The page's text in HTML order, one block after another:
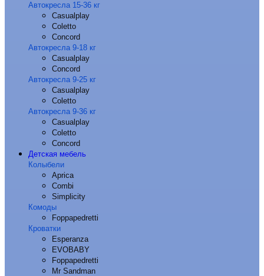
Автокресла 15-36 кг
Casualplay
Coletto
Concord
Автокресла 9-18 кг
Casualplay
Concord
Автокресла 9-25 кг
Casualplay
Coletto
Автокресла 9-36 кг
Casualplay
Coletto
Concord
Детская мебель
Колыбели
Aprica
Combi
Simplicity
Комоды
Foppapedretti
Кроватки
Esperanza
EVOBABY
Foppapedretti
Mr Sandman